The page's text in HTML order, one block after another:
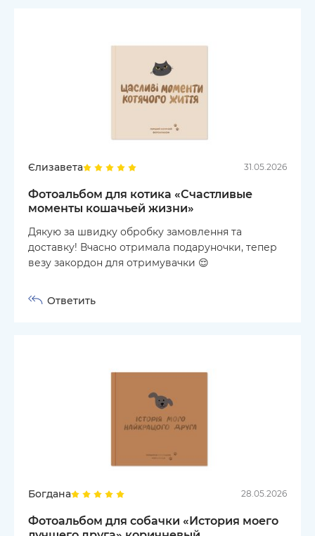
Єлизавета 31.05.2026
Фотоальбом для котика «Счастливые
моменты кошачьей жизни»
Дякую за швидку обробку замовлення та
доставку! Вчасно отримала подаруночки, тепер
везу закордон для отримувачки 😌
Ответить
Богдана 28.05.2026
Фотоальбом для собачки «История моего